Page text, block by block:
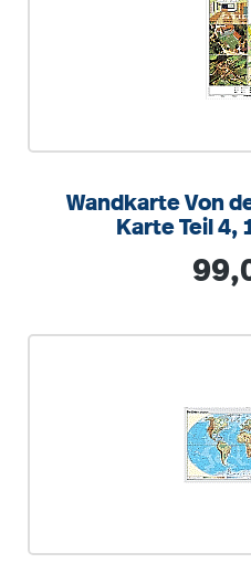
Wandkarte Von
Karte Teil 4,